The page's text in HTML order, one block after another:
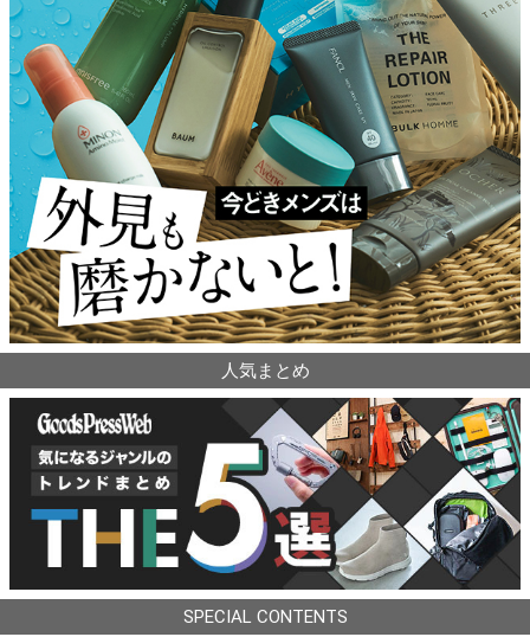
人気まとめ
SPECIAL CONTENTS